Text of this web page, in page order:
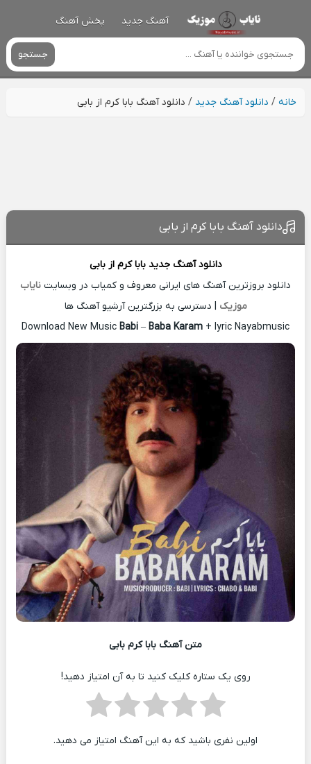
آهنگ جدید پخش آهنگ
جستجو
خانه/ دانلود آهنگ جدید / دانلود آهنگ بابا کرم از بابی
دانلود آهنگ بابا کرم از بابی
دانلود آهنگ جدید بابا کرم ازبابی
دانلود بروزترین آهنگ های ایرانی معروف و کمیاب در وبسایت نایاب
موزیک | دسترسی به بزرگترین آرشیو آهنگ ها
Download New Music Babi – Baba Karam + lyric Nayabmusic
متن آهنگ بابا کرم بابی
روی یک ستاره کلیک کنید تا به آن امتیاز دهید!
اولین نفری باشید که به این آهنگ امتیاز می دهید.